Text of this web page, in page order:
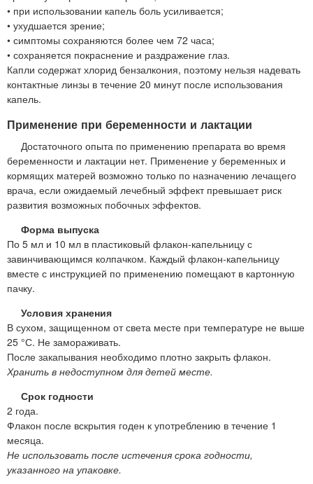
• при использовании капель боль усиливается;
• ухудшается зрение;
• симптомы сохраняются более чем 72 часа;
• сохраняется покраснение и раздражение глаз.
Капли содержат хлорид бензалкония, поэтому нельзя надевать
контактные линзы в течение 20 минут после использования
капель.
Применение при беременности и лактации
Достаточного опыта по применению препарата во время
беременности и лактации нет. Применение у беременных и
кормящих матерей возможно только по назначению лечащего
врача, если ожидаемый лечебный эффект превышает риск
развития возможных побочных эффектов.
Форма выпуска
По 5 мл и 10 мл в пластиковый флакон-капельницу с
завинчивающимся колпачком. Каждый флакон-капельницу
вместе с инструкцией по применению помещают в картонную
пачку.
Условия хранения
В сухом, защищенном от света месте при температуре не выше
25 °С. Не замораживать.
После закапывания необходимо плотно закрыть флакон.
Хранить в недоступном для детей месте.
Срок годности
2 года.
Флакон после вскрытия годен к употреблению в течение 1
месяца.
Не использовать после истечения срока годности,
указанного на упаковке.